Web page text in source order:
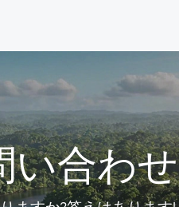
い合わせ